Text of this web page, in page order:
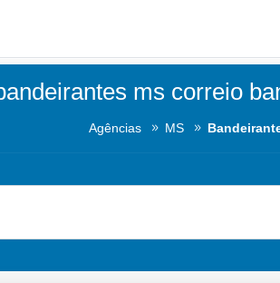
ms correio
Agências MS